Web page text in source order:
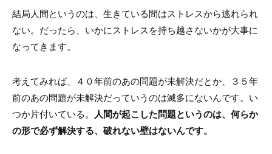
結局人間というのは、生きている間はストレスから逃れられ
ない。だったら、いかにストレスを持ち越さないかが大事に
なってきます。
考えてみれば、４０年前のあの問題が未解決だとか、３５年
前のあの問題が未解決だっていうのは滅多にないんです。い
つか片付いている。 人間が起こした問題というのは、何らか
の形で必ず解決する、破れない壁はないんです。